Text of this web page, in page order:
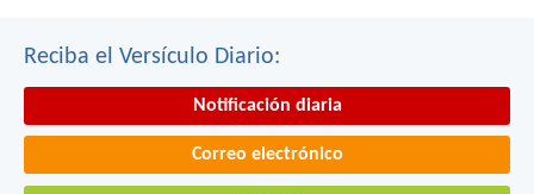
Reciba el Versículo Diario:
Notificación diaria
Correo electrónico